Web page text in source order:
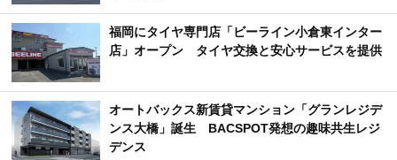
福岡にタイヤ専門店「ビーライン小倉東インター
店」オープン タイヤ交換と安心サービスを提供
オートバックス新賃貸マンション「グランレジデ
ンス大橋」誕生 BACSPOT発想の趣味共生レジ
デンス